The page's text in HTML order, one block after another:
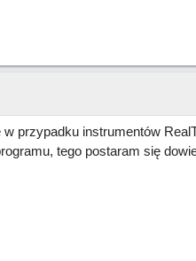
przypadku instrumentów
tego postaram się